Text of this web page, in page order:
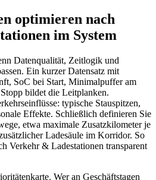
optimieren nach
im System
Datenqualität, Zeitlogik und
Ein kurzer Datensatz mit
SoC bei Start, Minimalpuffer am
bildet die Leitplanken.
typische Stauspitzen,
Effekte. Schließlich definieren Sie
etwa maximale Zusatzkilometer je
Ladesäule im Korridor. So
Verkehr & Ladestationen transparent
Wer an Geschäftstagen